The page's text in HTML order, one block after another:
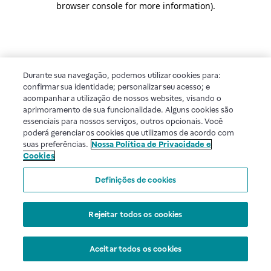
browser console for more information).
Durante sua navegação, podemos utilizar cookies para:
confirmar sua identidade; personalizar seu acesso; e
acompanhar a utilização de nossos websites, visando o
aprimoramento de sua funcionalidade. Alguns cookies são
essenciais para nossos serviços, outros opcionais. Você
poderá gerenciar os cookies que utilizamos de acordo com
suas preferências. Nossa Política de Privacidade e
Cookies
Definições de cookies
Rejeitar todos os cookies
Aceitar todos os cookies